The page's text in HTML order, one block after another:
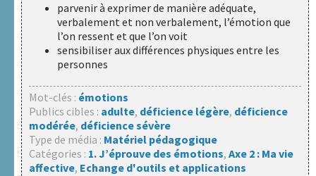
parvenir à exprimer de manière adéquate,
verbalement et non verbalement, l’émotion que
l’on ressent et que l’on voit
sensibiliser aux différences physiques entre les
personnes
Mot-clés : émotions
Publics cibles : adulte, déficience légère, déficience
modérée, déficience sévère
Type de média : Matériel pédagogique
Catégories : 1. J’éprouve des émotions, Axe 2 : Ma vie
affective, Echange d'outils et applications